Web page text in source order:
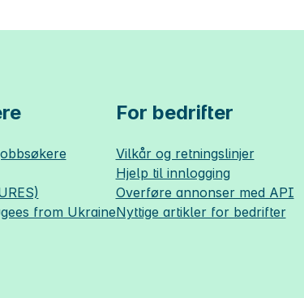
from Ukraine
For bedrifter
Vilkår og retningslinjer
Hjelp til innlogging
Overføre annonser med API
Nyttige artikler for bedrifter